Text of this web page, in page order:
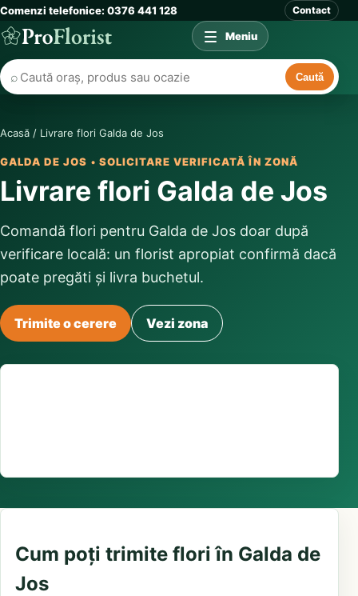
Comenzi telefonice: 0376 441 128 Contact
⌕ Caută
Meniu
Acasă / Livrare flori Galda de Jos
GALDA DE JOS • SOLICITARE VERIFICATĂ ÎN ZONĂ
Livrare flori Galda de Jos
Comandă flori pentru Galda de Jos doar după
verificare locală: un florist apropiat confirmă dacă
poate pregăti și livra buchetul.
Trimite o cerere Vezi zona
Cum poți trimite flori în Galda de
Jos